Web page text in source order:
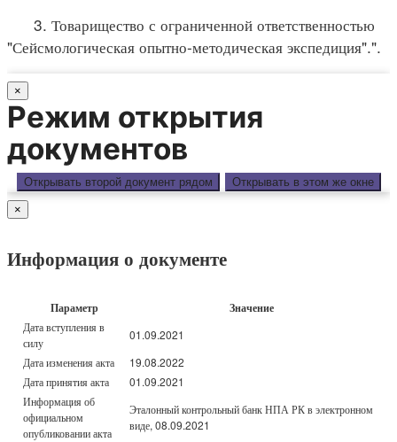
3. Товарищество с ограниченной ответственностью
"Сейсмологическая опытно-методическая экспедиция".".
×
Режим открытия
документов
Открывать второй документ рядом Открывать в этом же окне
×
Информация о документе
Параметр Значение
Дата вступления в
силу
01.09.2021
Дата изменения акта
19.08.2022
Дата принятия акта
01.09.2021
Информация об
официальном
опубликовании акта
Эталонный контрольный банк НПА РК в электронном
виде, 08.09.2021